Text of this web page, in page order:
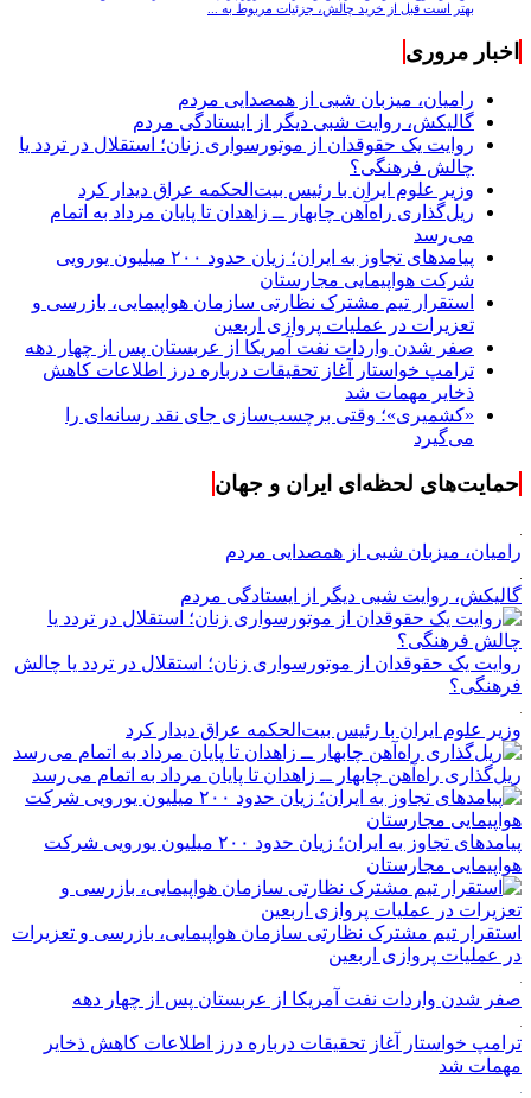
بهتر است قبل از خرید چالش، جزئیات مربوط به ...
اخبار مروری
رامیان، میزبان شبی از همصدایی مردم
گالیکش، روایت شبی دیگر از ایستادگی مردم
روایت یک حقوقدان از موتورسواری زنان؛ استقلال در تردد یا
چالش فرهنگی؟
وزیر علوم ایران با رئیس بیت‌الحکمه عراق دیدار کرد
ریل‌گذاری راه‌آهن چابهار ــ زاهدان تا پایان مرداد به اتمام
می‌رسد
پیامدهای تجاوز به ایران؛ زیان حدود ۲۰۰ میلیون یورویی
شرکت هواپیمایی مجارستان
استقرار تیم مشترک نظارتی سازمان هواپیمایی، بازرسی و
تعزیرات در عملیات پروازی اربعین
صفر شدن واردات نفت آمریکا از عربستان پس از چهار دهه
ترامپ خواستار آغاز تحقیقات درباره درز اطلاعات کاهش
ذخایر مهمات شد
«کشمیری»؛ وقتی برچسب‌سازی جای نقد رسانه‌ای را
می‌گیرد
حمایت‌های لحظه‌ای ایران و جهان
رامیان، میزبان شبی از همصدایی مردم
گالیکش، روایت شبی دیگر از ایستادگی مردم
روایت یک حقوقدان از موتورسواری زنان؛ استقلال در تردد یا چالش
فرهنگی؟
وزیر علوم ایران با رئیس بیت‌الحکمه عراق دیدار کرد
ریل‌گذاری راه‌آهن چابهار ــ زاهدان تا پایان مرداد به اتمام می‌رسد
پیامدهای تجاوز به ایران؛ زیان حدود ۲۰۰ میلیون یورویی شرکت
هواپیمایی مجارستان
استقرار تیم مشترک نظارتی سازمان هواپیمایی، بازرسی و تعزیرات
در عملیات پروازی اربعین
صفر شدن واردات نفت آمریکا از عربستان پس از چهار دهه
ترامپ خواستار آغاز تحقیقات درباره درز اطلاعات کاهش ذخایر
مهمات شد